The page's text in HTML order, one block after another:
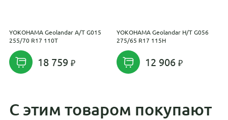
YOKOHAMA Geolandar A/T G015
255/70 R17 110T
18 759
YOKOHAMA Geolandar H/T G056
275/65 R17 115H
12 906
С этим товаром покупают